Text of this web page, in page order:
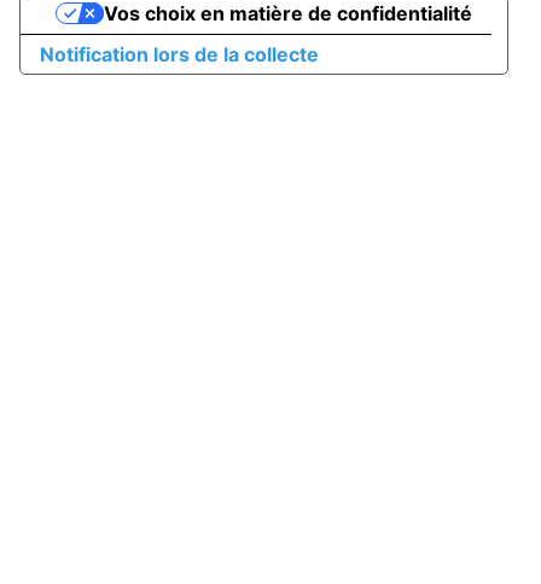
Notification lors de la collecte
Vos choix en matière de confidentialité